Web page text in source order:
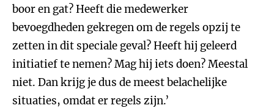
boor en gat? Heeft die medewerker
bevoegdheden gekregen om de regels opzij te
zetten in dit speciale geval? Heeft hij geleerd
initiatief te nemen? Mag hij iets doen? Meestal
niet. Dan krijg je dus de meest belachelijke
situaties, omdat er regels zijn.’